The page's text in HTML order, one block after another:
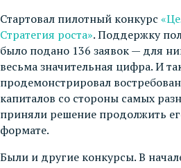
Стартовал пилотный конкурс
Стратегия роста». Поддержку
было подано 136 заявок — для
весьма значительная цифра. И
продемонстрировал
капиталов со стороны самых
приняли решение продолжить
формате.
Были и другие конкурсы. В